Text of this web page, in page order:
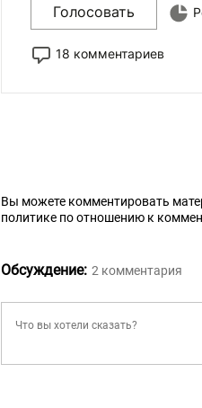
Голосовать
18 комментариев
Вы можете комментировать
политике по отношению к
Обсуждение: 2 комментария